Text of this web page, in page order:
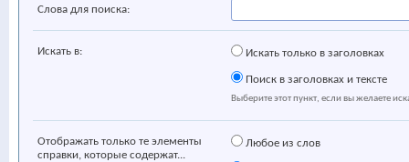
Слова для поиска:
Искать в: Искать только в заголовках
Поиск в заголовках и тексте
Выберите этот пункт, если вы желаете
Отображать только те элементы
справки, которые содержат...
Любое из слов